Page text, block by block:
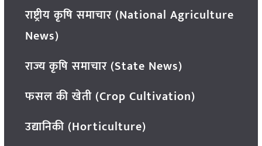
राष्ट्रीय कृषि समाचार (National Agriculture
News)
राज्य कृषि समाचार (State News)
फसल की खेती (Crop Cultivation)
उद्यानिकी (Horticulture)